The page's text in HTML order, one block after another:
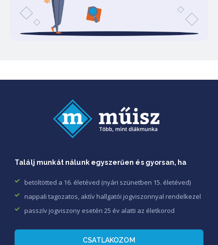
Találj munkát nálunk egyszerűen és gyorsan, ha
betöltötted a 16. életéved (nyári szünetben 15. életéved)
nappali tagozatos, aktív hallgatói jogviszonnyal rendelkezel
passzív jogviszony esetén 25 év alatti az életkorod
CSATLAKOZOM